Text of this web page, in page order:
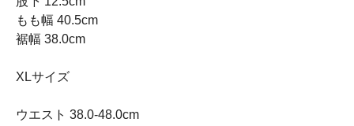
もも幅 40.5cm
裾幅 38.0cm
XLサイズ
ウエスト 38.0-48.0cm